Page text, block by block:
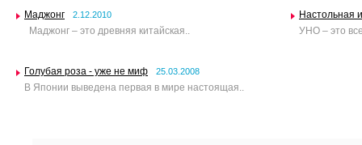
Маджонг 2.12.2010
Маджонг – это древняя китайская..
Настольная
УНО – это
Голубая роза - уже не миф 25.03.2008
В Японии выведена первая в мире настоящая..